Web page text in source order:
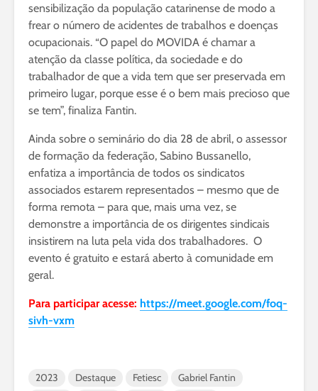
sensibilização da população catarinense de modo a
frear o número de acidentes de trabalhos e doenças
ocupacionais. “O papel do MOVIDA é chamar a
atenção da classe política, da sociedade e do
trabalhador de que a vida tem que ser preservada em
primeiro lugar, porque esse é o bem mais precioso que
se tem”, finaliza Fantin.
Ainda sobre o seminário do dia 28 de abril, o assessor
de formação da federação, Sabino Bussanello,
enfatiza a importância de todos os sindicatos
associados estarem representados – mesmo que de
forma remota – para que, mais uma vez, se
demonstre a importância de os dirigentes sindicais
insistirem na luta pela vida dos trabalhadores. O
evento é gratuito e estará aberto à comunidade em
geral.
Para participar acesse: https://meet.google.com/foq-
sivh-vxm
2023 Destaque Fetiesc
Gabriel Fantin